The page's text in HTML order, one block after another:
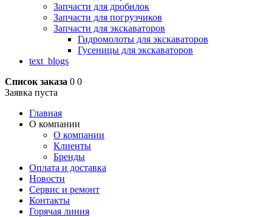
Запчасти для дробилок
Запчасти для погрузчиков
Запчасти для экскаваторов
Гидромолоты для экскаваторов
Гусеницы для экскаваторов
text_blogs
Список заказа 0 0
Заявка пуста
Главная
О компании
О компании
Клиенты
Бренды
Оплата и доставка
Новости
Сервис и ремонт
Контакты
Горячая линия